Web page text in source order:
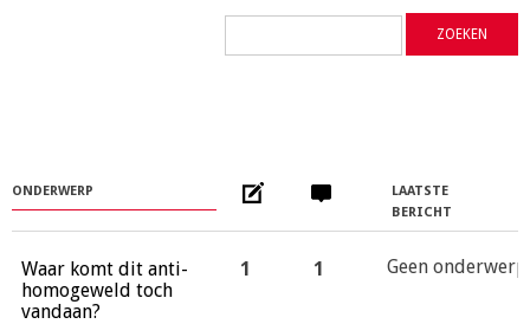
ONDERWERP
LAATSTE
BERICHT
Waar komt dit anti-
homogeweld toch
vandaan?
1 1 Geen